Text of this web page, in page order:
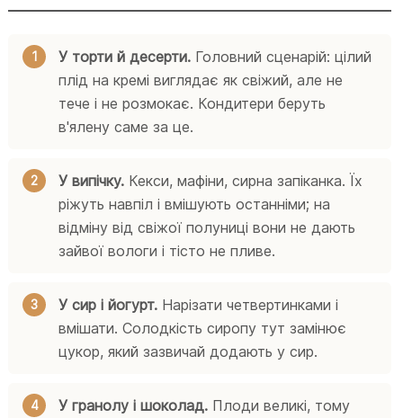
У торти й десерти. Головний сценарій: цілий
плід на кремі виглядає як свіжий, але не
тече і не розмокає. Кондитери беруть
в'ялену саме за це.
У випічку. Кекси, мафіни, сирна запіканка. Їх
ріжуть навпіл і вмішують останніми; на
відміну від свіжої полуниці вони не дають
зайвої вологи і тісто не пливе.
У сир і йогурт. Нарізати четвертинками і
вмішати. Солодкість сиропу тут замінює
цукор, який зазвичай додають у сир.
У гранолу і шоколад. Плоди великі, тому